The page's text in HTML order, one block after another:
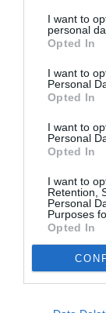
I want to
personal
Opted In
I want to
Personal
Opted In
I want to
Personal
Opted In
I want to
Retention,
Personal
Purposes
Opted In
ΦΕΣΤΙΒΑΛ / ΝΕΑ
34ο
πρόγραμμα
φετινής